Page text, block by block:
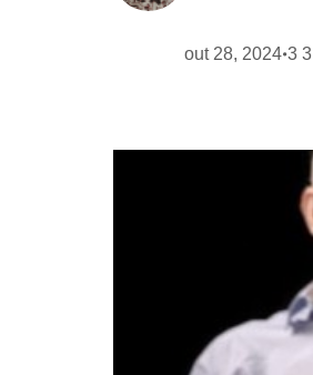
out 28, 2024•33